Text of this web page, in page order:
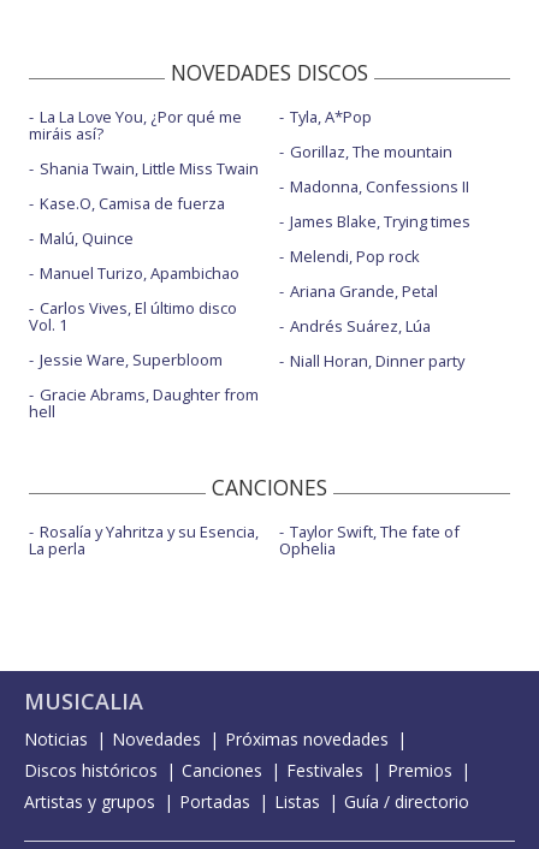
NOVEDADES DISCOS
La La Love You, ¿Por qué me
miráis así?
Shania Twain, Little Miss Twain
Kase.O, Camisa de fuerza
Malú, Quince
Manuel Turizo, Apambichao
Carlos Vives, El último disco
Vol. 1
Jessie Ware, Superbloom
Gracie Abrams, Daughter from
hell
Tyla, A*Pop
Gorillaz, The mountain
Madonna, Confessions II
James Blake, Trying times
Melendi, Pop rock
Ariana Grande, Petal
Andrés Suárez, Lúa
Niall Horan, Dinner party
CANCIONES
Rosalía y Yahritza y su Esencia,
La perla
Taylor Swift, The fate of
Ophelia
MUSICALIA
Noticias Novedades
Próximas novedades
Discos históricos
Canciones Festivales
Premios
Artistas y grupos
Portadas Listas Guía / directorio